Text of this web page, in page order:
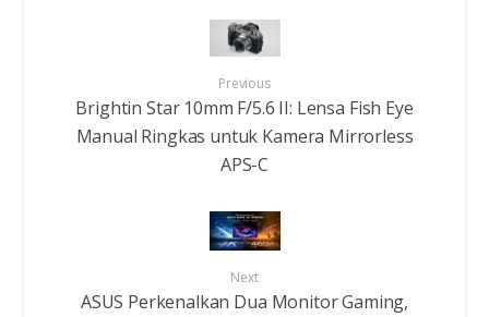
Previous
Brightin Star 10mm F/5.6 II: Lensa Fish Eye
Manual Ringkas untuk Kamera Mirrorless
APS-C
Next
ASUS Perkenalkan Dua Monitor Gaming,